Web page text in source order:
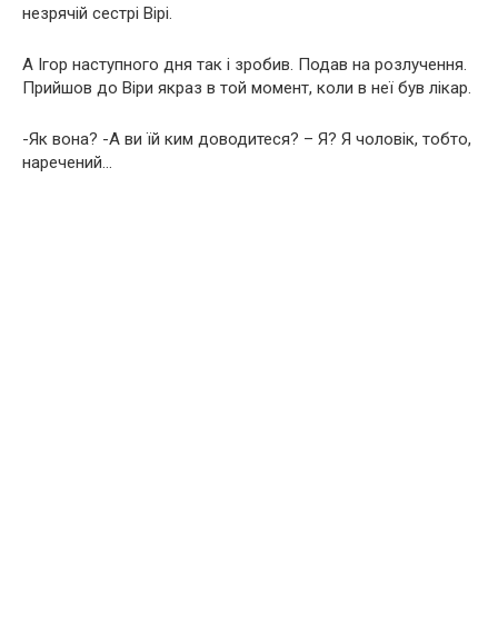
незрячій сестрі Вірі.
А Ігор наступного дня так і зробив. Подав на розлучення.
Прийшов до Віри якраз в той момент, коли в неї був лікар.
-Як вона? -А ви їй ким доводитеся? – Я? Я чоловік, тобто,
наречений…